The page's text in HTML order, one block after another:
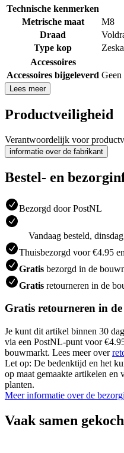
Technische kenmerken
Metrische maat
M8
Draad
Type kop
Accessoires
Accessoires bijgeleverd Geen
Lees meer
Productveiligheid
Verantwoordelijk voor
informatie over de fabrikant
Bestel- en
Bezorgd door PostNL
Vandaag besteld,
Thuisbezorgd voor €4.95
Gratis bezorgd in de
Gratis retourneren in de
Gratis retourneren in
Je kunt dit artikel binnen 30
via een PostNL-punt voor
bouwmarkt. Lees meer over
Let op: De bedenktijd en het
op maat gemaakte artikelen en
planten.
Meer informatie over de
Vaak samen